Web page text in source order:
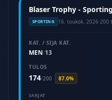
Blaser Trophy -
SPORTING 16. toukok. 2026·200
KAT. / SIJA KAT.
MEN/13
TULOS
174/200 87.0%
SARJAT